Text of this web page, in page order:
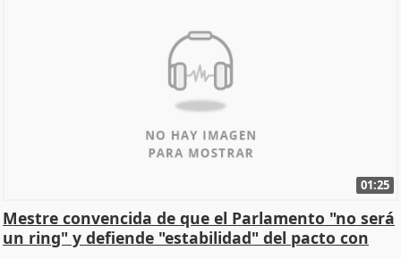
01:25
Mestre convencida de que el Parlamento "no será
un ring" y defiende "estabilidad" del pacto con